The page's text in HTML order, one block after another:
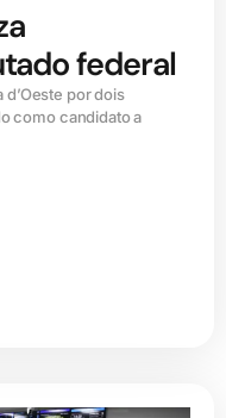
federal
d’Oeste por dois
como candidato a